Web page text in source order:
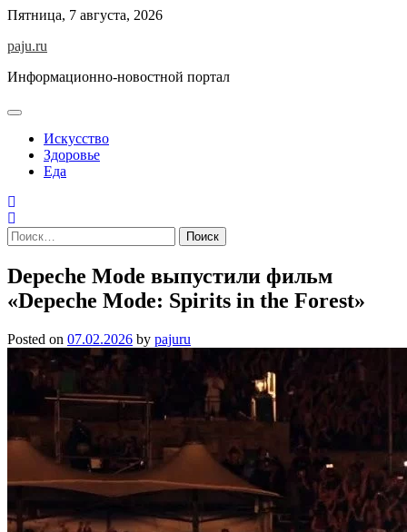
Skip
content
Пятница, 7 августа, 2026
paju.ru
Информационно-новостной портал
Искусство
Здоровье
Еда
Найти:
Depeche Mode выпустили фильм
«Depeche Mode: Spirits in the Forest»
Posted on 07.02.2026 by pajuru